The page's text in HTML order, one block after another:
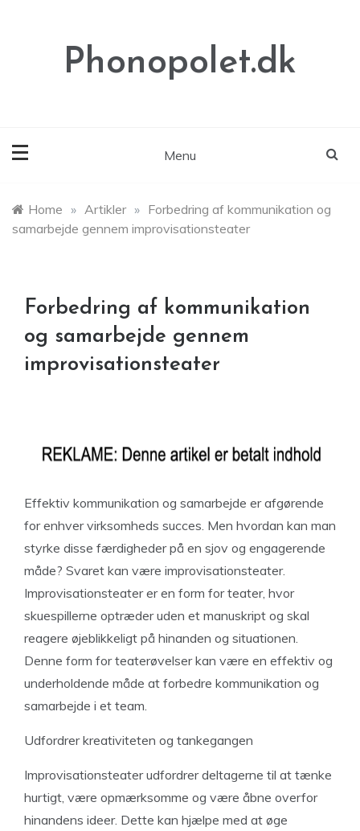
Phonopolet.dk
Menu
Home » Artikler » Forbedring af kommunikation og
samarbejde gennem improvisationsteater
Forbedring af kommunikation
og samarbejde gennem
improvisationsteater
Effektiv kommunikation og samarbejde er afgørende
for enhver virksomheds succes. Men hvordan kan man
styrke disse færdigheder på en sjov og engagerende
måde? Svaret kan være improvisationsteater.
Improvisationsteater er en form for teater, hvor
skuespillerne optræder uden et manuskript og skal
reagere øjeblikkeligt på hinanden og situationen.
Denne form for teaterøvelser kan være en effektiv og
underholdende måde at forbedre kommunikation og
samarbejde i et team.
Udfordrer kreativiteten og tankegangen
Improvisationsteater udfordrer deltagerne til at tænke
hurtigt, være opmærksomme og være åbne overfor
hinandens ideer. Dette kan hjælpe med at øge